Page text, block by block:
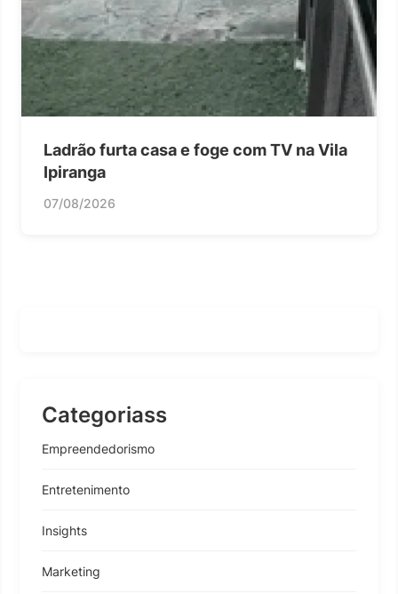
Ladrão furta casa e foge com TV na Vila
Ipiranga
07/08/2026
Categoriass
Empreendedorismo
Entretenimento
Insights
Marketing